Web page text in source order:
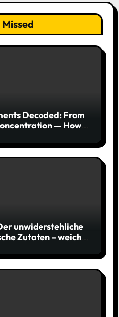
Missed
Decoded: From
— How
unwiderstehliche
Zutaten – weich,